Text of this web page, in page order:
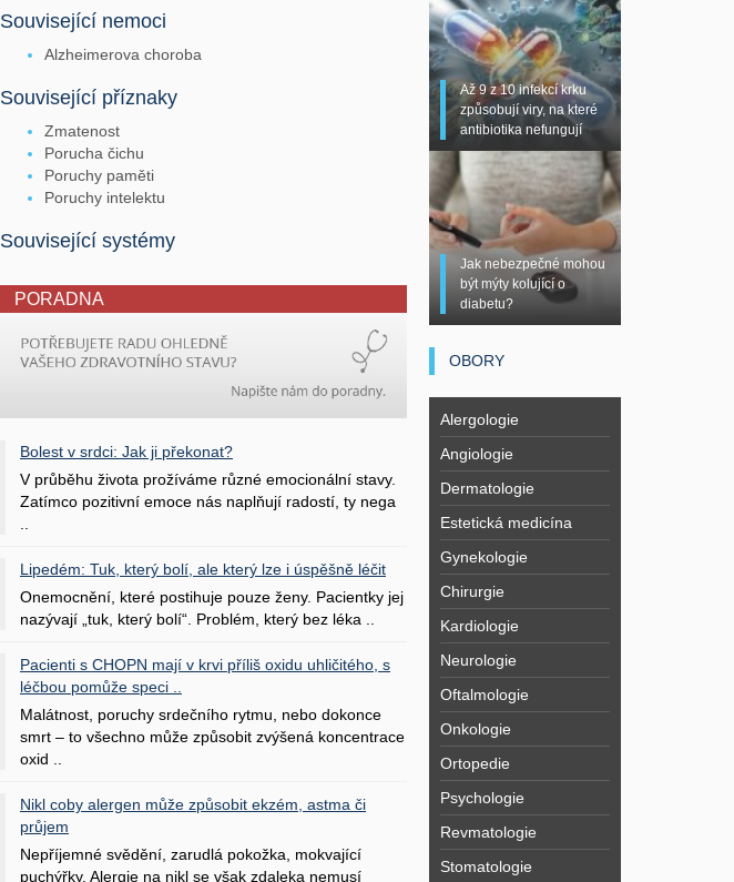
Související nemoci
Alzheimerova choroba
Související příznaky
Zmatenost
Porucha čichu
Poruchy paměti
Poruchy intelektu
Související systémy
PORADNA
Bolest v srdci: Jak ji překonat?
V průběhu života prožíváme různé emocionální stavy.
Zatímco pozitivní emoce nás naplňují radostí, ty nega
Lipedém: Tuk, který bolí, ale který lze i úspěšně léčit
Onemocnění, které postihuje pouze ženy. Pacientky jej
nazývají „tuk, který bolí“. Problém, který bez léka ..
Pacienti s CHOPN mají v krvi příliš oxidu uhličitého, s
léčbou pomůže speci ..
Malátnost, poruchy srdečního rytmu, nebo dokonce
smrt – to všechno může způsobit zvýšená koncentrace
oxid ..
Nikl coby alergen může způsobit ekzém, astma či
průjem
Nepříjemné svědění, zarudlá pokožka, mokvající
puchýřky. Alergie na nikl se však zdaleka nemusí
Až 9 z 10 infekcí krku
způsobují viry, na které
antibiotika nefungují
Jak nebezpečné mohou
být mýty kolující o
diabetu?
OBORY
Alergologie
Angiologie
Dermatologie
Estetická medicína
Gynekologie
Chirurgie
Kardiologie
Neurologie
Oftalmologie
Onkologie
Ortopedie
Psychologie
Revmatologie
Stomatologie